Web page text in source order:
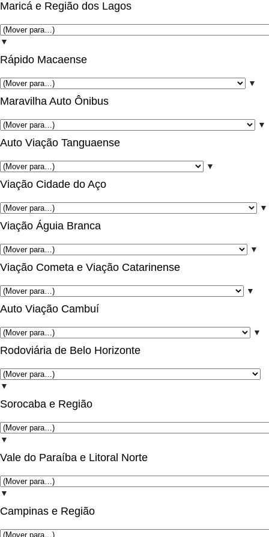
Maricá e Região dos Lagos
▼
Rápido Macaense
▼
Maravilha Auto Ônibus
▼
Auto Viação Tanguaense
▼
Viação Cidade do Aço
▼
Viação Águia Branca
▼
Viação Cometa e Viação Catarinense
▼
Auto Viação Cambuí
▼
Rodoviária de Belo Horizonte
▼
Sorocaba e Região
▼
Vale do Paraíba e Litoral Norte
▼
Campinas e Região